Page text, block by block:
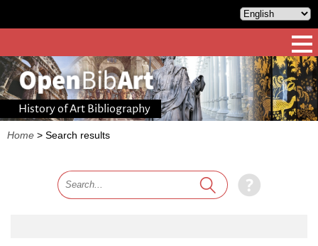
History of Art Bibliography
Home > Search results